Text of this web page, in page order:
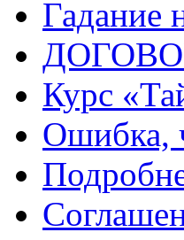
Гадание
Курс
Ошибка,